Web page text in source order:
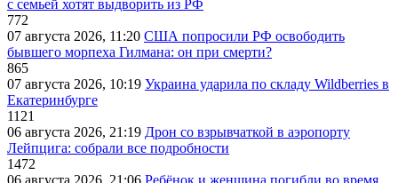
с семьей хотят выдворить из РФ
772
07 августа 2026, 11:20 США попросили РФ освободить
бывшего морпеха Гилмана: он при смерти?
865
07 августа 2026, 10:19 Украина ударила по складу Wildberries в
Екатеринбурге
1121
06 августа 2026, 21:19 Дрон со взрывчаткой в аэропорту
Лейпцига: собрали все подробности
1472
06 августа 2026, 21:06 Ребёнок и женщина погибли во время